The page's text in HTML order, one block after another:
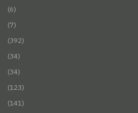
(6)
(7)
(392)
(34)
(34)
(123)
(141)